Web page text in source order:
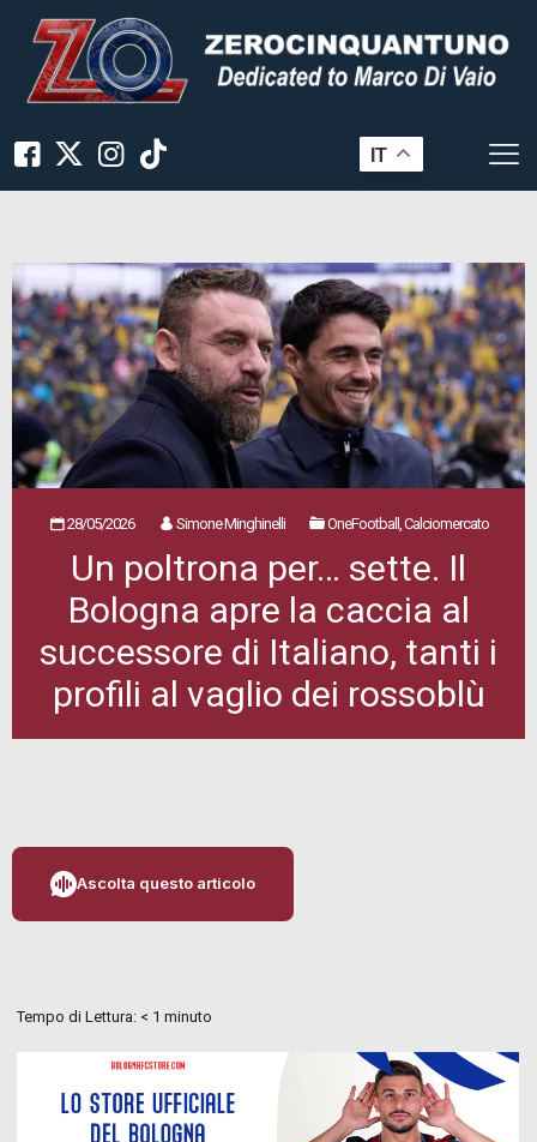
IT
28/05/2026 Simone Minghinelli OneFootball, Calciomercato
Un poltrona per… sette. Il
Bologna apre la caccia al
successore di Italiano, tanti i
profili al vaglio dei rossoblù
Ascolta questo articolo
Tempo di Lettura: < 1 minuto